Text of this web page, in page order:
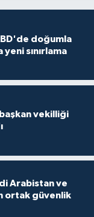
doğumla
sınırlama
vekilliği
Arabistan ve
ortak güvenlik